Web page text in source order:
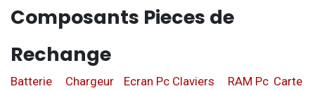
Composants Pieces de
Rechange
Batterie
Chargeur
Ecran Pc Claviers
RAM Pc Carte